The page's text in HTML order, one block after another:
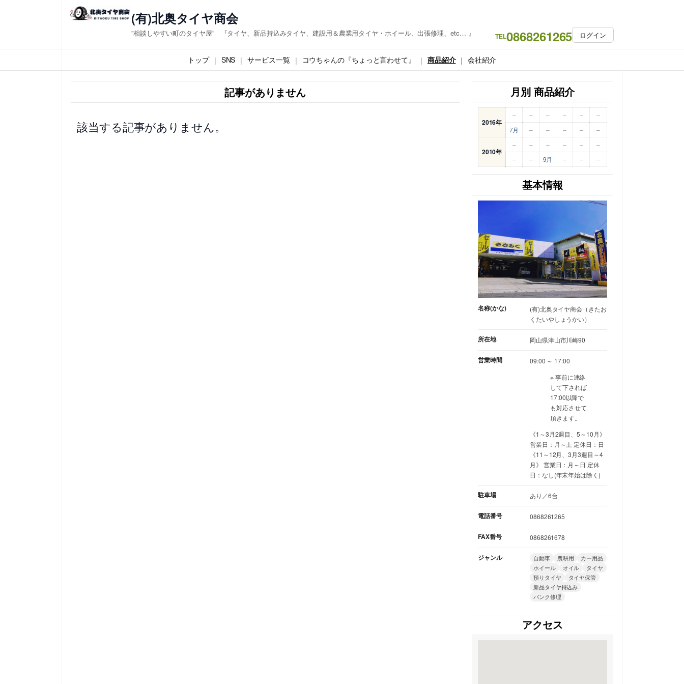
ス
キ
(有)北奥タイヤ商会
”相談しやすい町のタイヤ屋” 『タイヤ、新品持込みタイヤ、建設用＆農業用タイヤ・ホイール、出張修理、etc… 』 TEL0868261265 ログイン
トップ SNS サービス一覧 コウちゃんの『ちょっと言わせて』 商品紹介 会社紹介
記事がありません
該当する記事がありません。
月別 商品紹介
2016年
– – – – –
–
7月
– – – – –
2010年
– – – – –
–
–
– 9月 – – –
基本情報
名称(かな)
(有)北奥タイヤ商会（きたお
くたいやしょうかい）
所在地 岡山県津山市川崎90
営業時間
09:00 ～ 17:00
※ 事前に連絡
して下されば
17:00以降で
も対応させて
頂きます。
《1～3月2週目、5～10月》
営業日：月～土 定休日：日
《11～12月、3月3週目～4
月》 営業日：月～日 定休
日：なし(年末年始は除く)
駐車場 あり／6台
電話番号 0868261265
FAX番号 0868261678
ジャンル 自動車 農耕用
カー用品
ホイール
オイル
タイヤ
預りタイヤ
タイヤ保管
新品タイヤ持込み
パンク修理
アクセス